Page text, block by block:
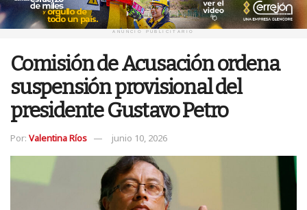
ANUNCIO PUBLICITARIO
Comisión de Acusación ordena
suspensión provisional del
presidente Gustavo Petro
Por: Valentina Ríos junio 10, 2026